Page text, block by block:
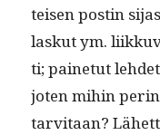
teisen postin
laskut ym.
ti; paine­tut
joten mihin
tarvi­taan?